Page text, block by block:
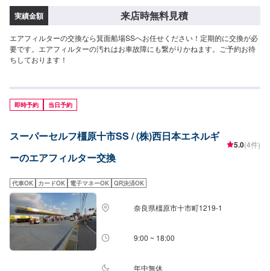
実績金額 来店時無料見積
エアフィルターの交換なら箕面船場SSへお任せください！定期的に交換が必
要です。エアフィルターの汚れはお車故障にも繋がりかねます。ご予約お待
ちしております！
即時予約 当日予約
スーパーセルフ橿原十市SS / (株)西日本エネルギ
ーのエアフィルター交換
5.0(4件)
代車OK カードOK 電子マネーOK QR決済OK
奈良県橿原市十市町1219-1
9:00 ~ 18:00
年中無休